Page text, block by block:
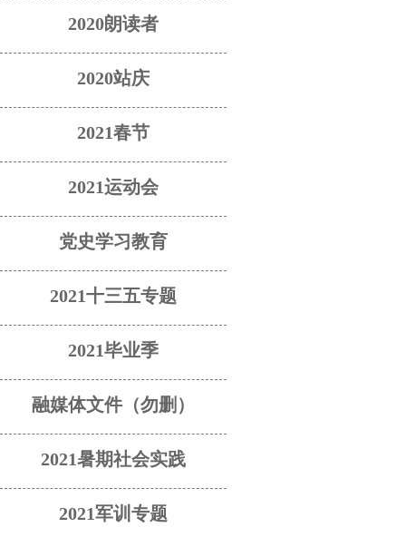
2020朗读者
2020站庆
2021春节
2021运动会
党史学习教育
2021十三五专题
2021毕业季
融媒体文件（勿删）
2021暑期社会实践
2021军训专题